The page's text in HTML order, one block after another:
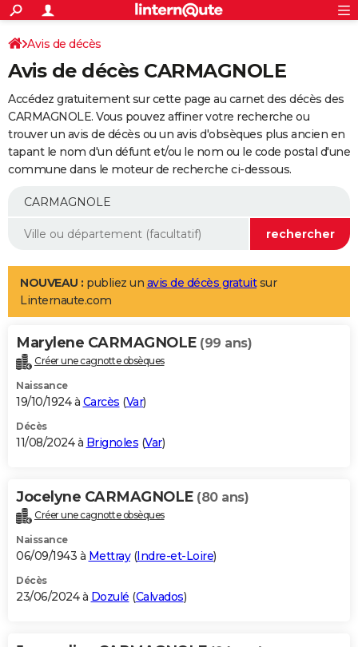
ACTUALITÉS
Politique
Société
Faits Divers
Education
Monde
Villes
+
SPORT
Coupe du monde 2026
Football
Tennis
Cyclisme
Rugby
Forum
Programme TV
TNT
Streaming
Cinéma
Sorties cinéma
Musique
+
FINANCE
Retraite
Epargne
Immobilier
Risques naturels par ville
Assurance
AUTO
Essais
Réserver un essai
Citadines
Berlines
SUV
Forum auto
+
Mobiles
Meilleur smartphone
Internet
Ordinateurs
Jeux vidéo
Guide high-tech
Aménagement intérieur
LIFESTYLE
Art de vivre
Bien-être
Loisirs
Mode
Modes de vie
Alimentation
Guide de la santé
Maladies
Médicaments
Sommeil
VOYAGE
Destinations
City break
Voyage nature
Voyage de noces
Forum
Climat
+PHOTO
GUIDES D'ACHAT
BONS PLANS
Carte de Noël
Carte Bonne année
Carte Saint-Valentin
Carte Pâques
Carte d'anniversaire
DICTIONNAIRE
Dictionnaire
Biographies
Citations
Expressions
Proverbes
PROGRAMME TV
S'inscrire
Se connecter
Lycées
Collèges
Primaires
Universités
Entreprises
Service militaire
Avis de recherche
AVIS DE DÉCÈS
Avis de décès
Avis de décès CARMAGNOLE
Accédez gratuitement sur cette page au carnet des décès des
CARMAGNOLE. Vous pouvez affiner votre recherche ou
trouver un avis de décès ou un avis d'obsèques plus ancien en
tapant le nom d'un défunt et/ou le nom ou le code postal d'une
commune dans le moteur de recherche ci-dessous.
NOUVEAU : publiez un avis de décès gratuitsur
Linternaute.com
Marylene CARMAGNOLE (99 ans)
Créer une cagnotte obsèques
Naissance
19/10/1924 à Carcès (Var)
Décès
11/08/2024 à Brignoles (Var)
Jocelyne CARMAGNOLE (80 ans)
Créer une cagnotte obsèques
Naissance
06/09/1943 à Mettray(Indre-et-Loire)
Décès
23/06/2024 à Dozulé (Calvados)